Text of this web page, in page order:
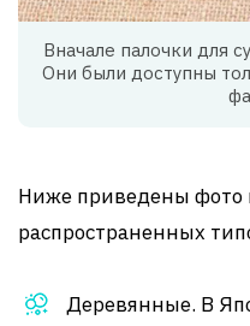
Вначале палочки для
Они были доступны
Ниже приведены фото
распространенных
Деревянные. В